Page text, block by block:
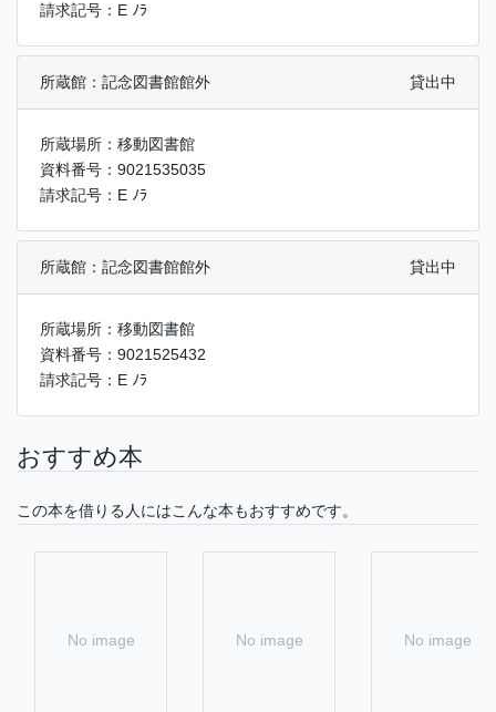
請求記号：E ﾉﾗ
所蔵館：記念図書館館外 貸出中
所蔵場所：移動図書館
資料番号：9021535035
請求記号：E ﾉﾗ
所蔵館：記念図書館館外 貸出中
所蔵場所：移動図書館
資料番号：9021525432
請求記号：E ﾉﾗ
おすすめ本
この本を借りる人にはこんな本もおすすめです。
No image No image No image